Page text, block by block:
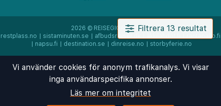
Filtrera 13 resultat
2026 © REISEGIGANTEN AS
restplass.no
sistaminuten.se afbudsrejser.dk
rantapallo.fi
napsu.fi destination.se dinreise.no storbyferie.no
Vi använder cookies för anonym trafikanalys. Vi visar
inga användarspecifika annonser.
Läs mer om integritet